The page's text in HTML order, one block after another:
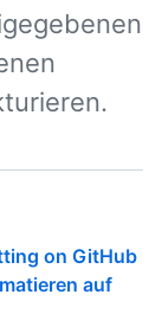
on GitHub
auf